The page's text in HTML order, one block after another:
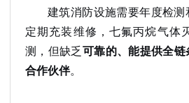
建筑消防设施需要年度检
定期充装维修，七氟丙烷气体
测，但缺乏可靠的、能提供全
合作伙伴。